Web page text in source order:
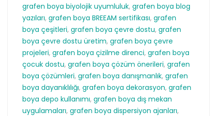
grafen boya biyolojik uyumluluk, grafen boya blog
yazıları, grafen boya BREEAM sertifikası, grafen
boya çeşitleri, grafen boya çevre dostu, grafen
boya çevre dostu üretim, grafen boya çevre
projeleri, grafen boya çizilme direnci, grafen boya
çocuk dostu, grafen boya çözüm önerileri, grafen
boya çözümleri, grafen boya danışmanlık, grafen
boya dayanıklılığı, grafen boya dekorasyon, grafen
boya depo kullanımı, grafen boya dış mekan
uygulamaları, grafen boya dispersiyon ajanları,